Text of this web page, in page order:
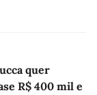
quer
R$ 400 mil e